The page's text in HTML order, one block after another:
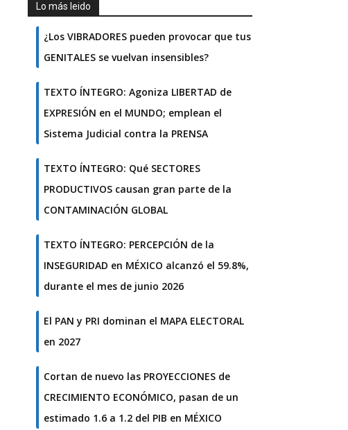
Lo más leido
¿Los VIBRADORES pueden provocar que tus
GENITALES se vuelvan insensibles?
TEXTO ÍNTEGRO: Agoniza LIBERTAD de
EXPRESIÓN en el MUNDO; emplean el
Sistema Judicial contra la PRENSA
TEXTO ÍNTEGRO: Qué SECTORES
PRODUCTIVOS causan gran parte de la
CONTAMINACIÓN GLOBAL
TEXTO ÍNTEGRO: PERCEPCIÓN de la
INSEGURIDAD en MÉXICO alcanzó el 59.8%,
durante el mes de junio 2026
El PAN y PRI dominan el MAPA ELECTORAL
en 2027
Cortan de nuevo las PROYECCIONES de
CRECIMIENTO ECONÓMICO, pasan de un
estimado 1.6 a 1.2 del PIB en MÉXICO